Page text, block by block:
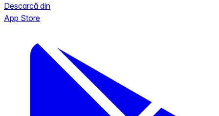
Descarcă din
App Store